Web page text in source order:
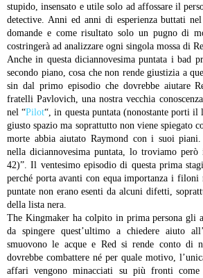
stupido, insensato e utile solo ad affossare il
detective. Anni ed anni di esperienza buttati
domande e come risultato solo un pugno di
costringerà ad analizzare ogni singola mossa di
Anche in questa diciannovesima puntata i bad
secondo piano, cosa che non rende giustizia a
sin dal primo episodio che dovrebbe aiutare
fratelli Pavlovich, una nostra vecchia
nel “Pilot“, in questa puntata (nonostante porti
giusto spazio ma soprattutto non viene spiegato
morte abbia aiutato Raymond con i suoi
nella diciannovesima puntata, lo troviamo
42)”. Il ventesimo episodio di questa prima
perché porta avanti con equa importanza i filoni
puntate non erano esenti da alcuni difetti,
della lista nera.
The Kingmaker ha colpito in prima persona gli
da spingere quest’ultimo a chiedere aiuto
smuovono le acque e Red si rende conto di
dovrebbe combattere né per quale motivo,
affari vengono minacciati su più fronti